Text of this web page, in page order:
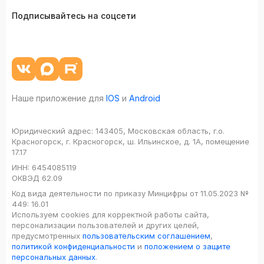
Подписывайтесь на соцсети
Наше приложение для IOS и Android
Юридический адрес: 143405, Московская область, г.о.
Красногорск, г. Красногорск, ш. Ильинское, д. 1А, помещение
17.17
ИНН: 6454085119
ОКВЭД 62.09
Код вида деятельности по приказу Минцифры от 11.05.2023 №
449: 16.01
Используем cookies для корректной работы сайта,
персонализации пользователей и других целей,
предусмотренных пользовательским соглашением,
политикой конфиденциальности и положением о защите
персональных данных.